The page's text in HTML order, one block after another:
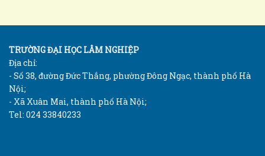
TRƯỜNG ĐẠI HỌC LÂM NGHIỆP
Địa chỉ:
- Số 38, đường Đức Thắng, phường Đông Ngạc, thành phố Hà
Nội;
- Xã Xuân Mai, thành phố Hà Nội;
Tel: 024 33840233